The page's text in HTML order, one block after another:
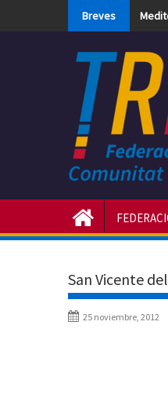
Breves
San Vicente
25 noviembre, 2012